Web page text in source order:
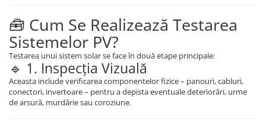
🧰 Cum Se Realizează Testarea
Sistemelor PV?
Testarea unui sistem solar se face în două etape principale:
🔹 1. Inspecția Vizuală
Aceasta include verificarea componentelor fizice – panouri, cabluri,
conectori, invertoare – pentru a depista eventuale deteriorări, urme
de arsură, murdărie sau coroziune.